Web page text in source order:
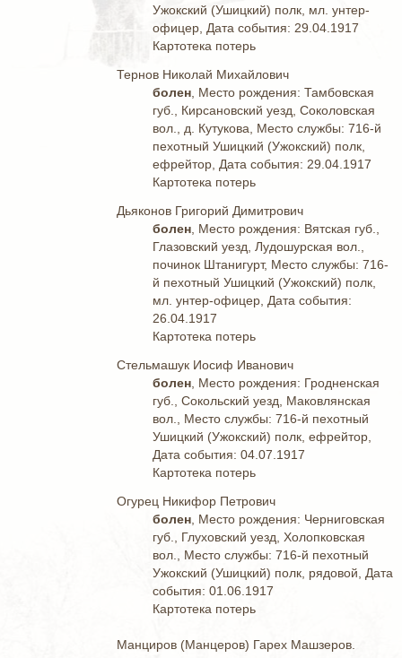
Ужокский (Ушицкий) полк, мл. унтер-
офицер, Дата события: 29.04.1917
Картотека потерь
Тернов Николай Михайлович
болен , Место рождения: Тамбовская
губ., Кирсановский уезд, Соколовская
вол., д. Кутукова, Место службы: 716-й
пехотный Ушицкий (Ужокский) полк,
ефрейтор, Дата события: 29.04.1917
Картотека потерь
Дьяконов Григорий Димитрович
болен , Место рождения: Вятская губ.,
Глазовский уезд, Лудошурская вол.,
починок Штанигурт, Место службы: 716-
й пехотный Ушицкий (Ужокский) полк,
мл. унтер-офицер, Дата события:
26.04.1917
Картотека потерь
Стельмашук Иосиф Иванович
болен , Место рождения: Гродненская
губ., Сокольский уезд, Маковлянская
вол., Место службы: 716-й пехотный
Ушицкий (Ужокский) полк, ефрейтор,
Дата события: 04.07.1917
Картотека потерь
Огурец Никифор Петрович
болен , Место рождения: Черниговская
губ., Глуховский уезд, Холопковская
вол., Место службы: 716-й пехотный
Ужокский (Ушицкий) полк, рядовой, Дата
события: 01.06.1917
Картотека потерь
Манциров (Манцеров) Гарех Машзеров.